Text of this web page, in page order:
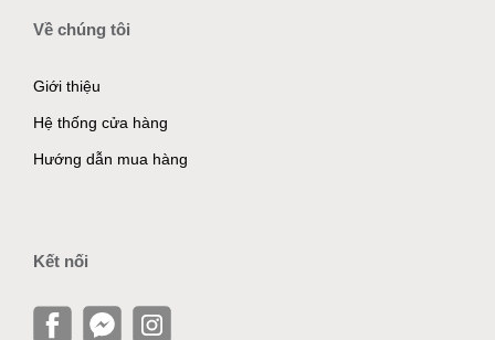
Về chúng tôi
Giới thiệu
Hệ thống cửa hàng
Hướng dẫn mua hàng
Kết nối